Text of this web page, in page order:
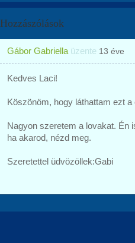
Hozzászólások
Gábor Gabriella üzente 13 éve
Kedves Laci!
Köszönöm, hogy láthattam ezt
Nagyon szeretem a lovakat. Én
ha akarod, nézd meg.
Szeretettel üdvözöllek:Gabi